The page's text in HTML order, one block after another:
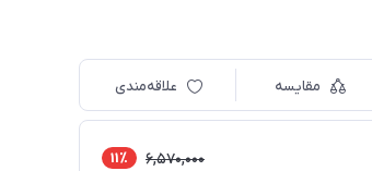
مقایسه علاقه‌مندی
6,570,000 11٪